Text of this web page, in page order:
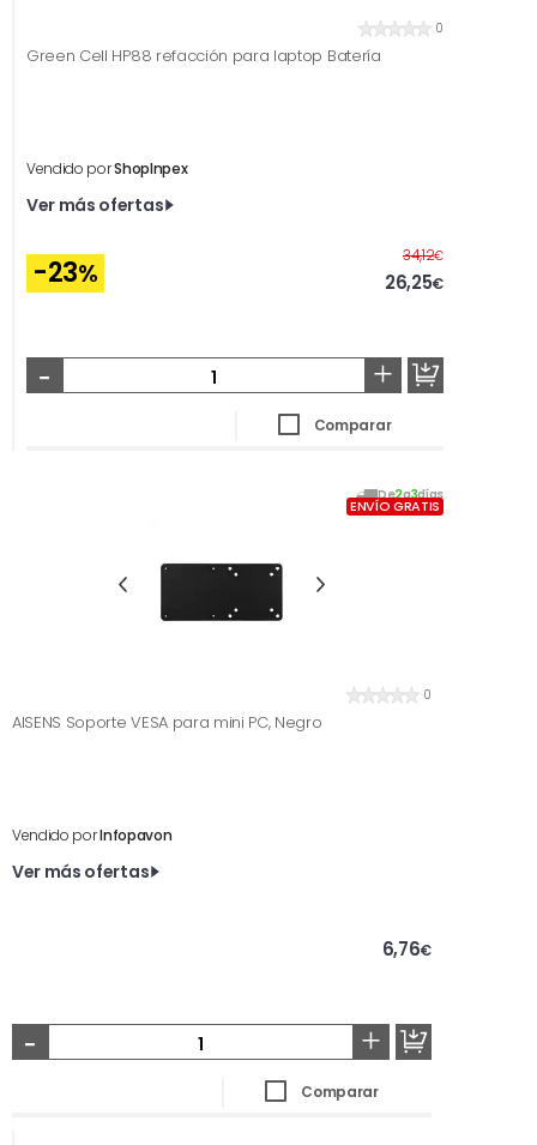
0
Green Cell HP88 refacción para laptop Batería
Vendido porShopInpex
Ver más ofertas
-23%
34,12€Antes
26,25€
- +
Comparar
De2a3días
ENVÍO GRATIS
0
AISENS Soporte VESA para mini PC, Negro
Vendido porInfopavon
Ver más ofertas
6,76€
- +
Comparar